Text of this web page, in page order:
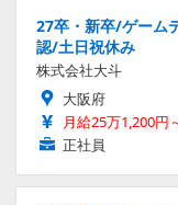
27卒・新卒/ゲーム
認/土日祝休み
株式会社大斗
大阪府
月給25万1,200円
正社員